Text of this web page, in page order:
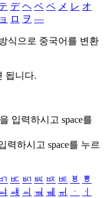
デ ヘ ベ ペ メ レ オ
ョ ロ ヲ ―
식으로 중국어를 변환
됩니다.
을 입력하시고 space를
력하시고 space를 누르
ㅳ ㅴ ㅵ ㅶ ㅷ ㅸ
ㅹ
ㆈ ㆉ ㆊ ㆋ ㆌ ㆍ
ㆎ